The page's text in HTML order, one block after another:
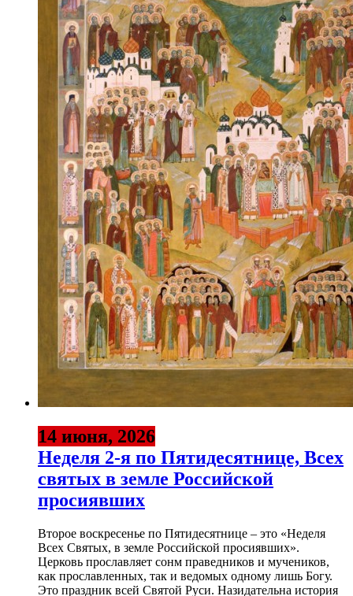
14 июня, 2026
Неделя 2-я по Пятидесятнице, Всех
святых в земле Российской
просиявших
Второе воскресенье по Пятидесятнице – это «Неделя
Всех Святых, в земле Российской просиявших».
Церковь прославляет сонм праведников и мучеников,
как прославленных, так и ведомых одному лишь Богу.
Это праздник всей Святой Руси. Назидательна история